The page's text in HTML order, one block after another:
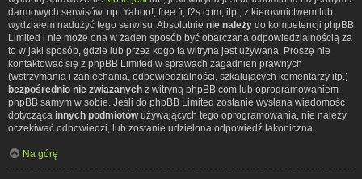
darmowych serwisów, np. Yahoo!, free.fr, f2s.com, itp., z kierownictwem lub
wydziałem nadużyć tego serwisu. Absolutnie nie należy do kompetencji phpBB
Limited i nie może ona w żaden sposób być obarczana odpowiedzialnością za
to w jaki sposób, gdzie lub przez kogo ta witryna jest używana. Proszę nie
kontaktować się z phpBB Limited w sprawach zagadnień prawnych
(wstrzymania i zaniechania, odpowiedzialności, szkalujących komentarzy itp.)
bezpośrednio nie związanych z witryną phpBB.com lub oprogramowaniem
phpBB samym w sobie. Jeśli do phpBB Limited zostanie wysłana wiadomość
dotycząca innych podmiotówużywających tego oprogramowania, nie należy
oczekiwać odpowiedzi, lub zostanie udzielona odpowiedź lakoniczna.
Na górę